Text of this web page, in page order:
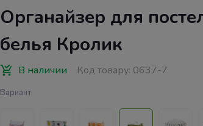
Органайзер для
белья Кролик
В наличии Код товару: 0637-7
Вариант